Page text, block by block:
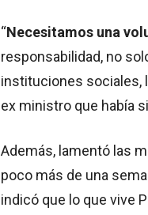
“Necesitamos una
responsabilidad, no
instituciones sociales,
ex ministro que había
Además, lamentó las
poco más de una
indicó que lo que vive